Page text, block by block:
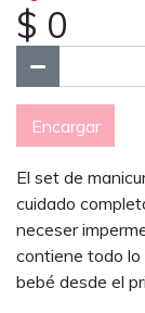
$ 0
Encargar
El set de
cuidado
neceser
contiene todo lo
bebé desde el